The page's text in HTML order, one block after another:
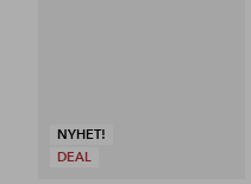
NYHET!
DEAL